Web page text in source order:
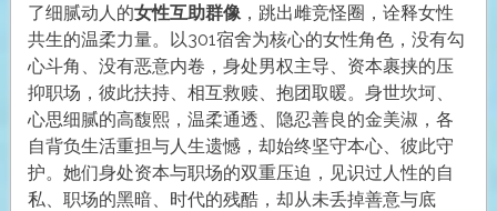
了细腻动人的女性互助群像，跳出雌竞怪圈，诠释女性
共生的温柔力量。以301宿舍为核心的女性角色，没有勾
心斗角、没有恶意内卷，身处男权主导、资本裹挟的压
抑职场，彼此扶持、相互救赎、抱团取暖。身世坎坷、
心思细腻的高馥熙，温柔通透、隐忍善良的金美淑，各
自背负生活重担与人生遗憾，却始终坚守本心、彼此守
护。她们身处资本与职场的双重压迫，见识过人性的自
私、职场的黑暗、时代的残酷，却从未丢掉善意与底